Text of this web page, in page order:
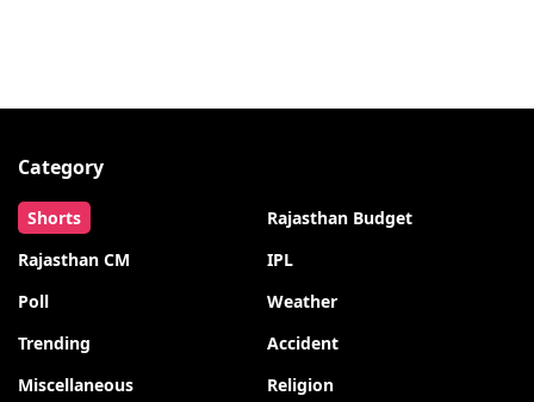
Category
Shorts
Rajasthan Budget
Rajasthan CM
IPL
Poll
Weather
Trending
Accident
Miscellaneous
Religion